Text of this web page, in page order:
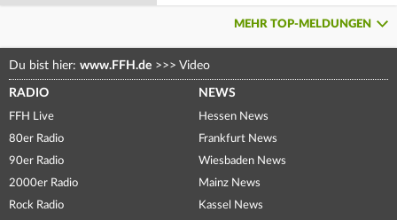
MEHR TOP-MELDUNGEN
Du bist hier: www.FFH.de >>> Video
RADIO
FFH Live
80er Radio
90er Radio
2000er Radio
Rock Radio
NEWS
Hessen News
Frankfurt News
Wiesbaden News
Mainz News
Kassel News